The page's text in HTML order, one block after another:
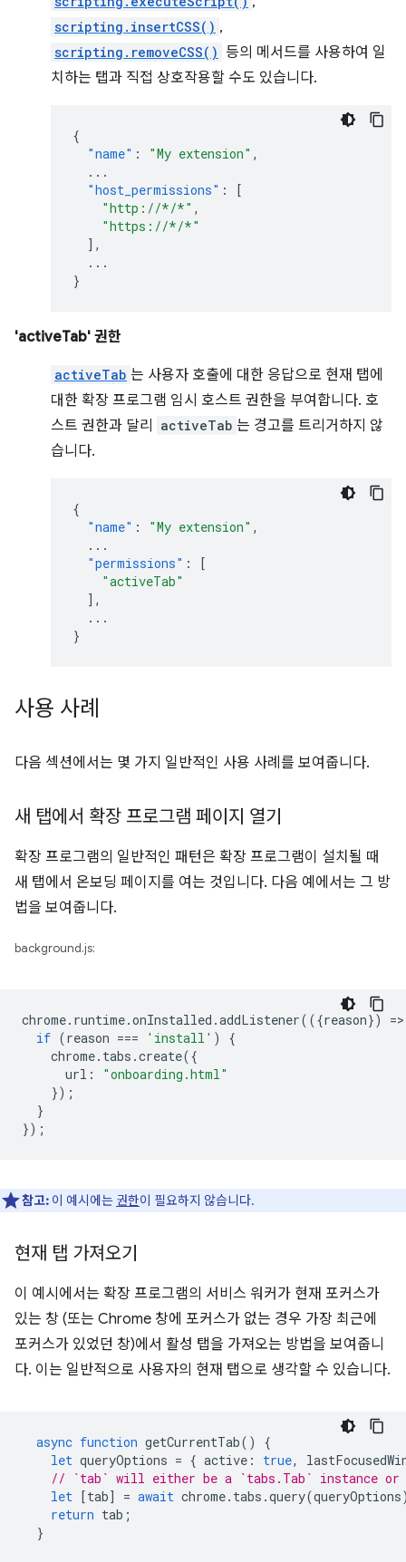
scripting.insertCSS() ,
scripting.removeCSS() 등의 메서드를 사용하여 일
치하는 탭과 직접 상호작용할 수도 있습니다.
{
"name" : "My extension" ,
...
"host_permissions" :
[
"http://*/*" ,
"https://*/*"
],
...
}
'activeTab' 권한
activeTab 는 사용자 호출에 대한 응답으로 현재 탭에
대한 확장 프로그램 임시 호스트 권한을 부여합니다. 호
스트 권한과 달리
activeTab 는 경고를 트리거하지 않
습니다.
{
"name" : "My extension" ,
...
"permissions" :
[
"activeTab"
],
...
}
사용 사례
다음 섹션에서는 몇 가지 일반적인 사용 사례를 보여줍니다.
새 탭에서 확장 프로그램 페이지 열기
확장 프로그램의 일반적인 패턴은 확장 프로그램이 설치될 때
새 탭에서 온보딩 페이지를 여는 것입니다. 다음 예에서는 그 방
법을 보여줍니다.
background.js:
chrome. runtime.onInstalled .addListener(({reason}) =>
if (reason === 'install' )
{
chrome. tabs .create({
url :
"onboarding.html"
});
}
});
참고: 이 예시에는 권한이 필요하지 않습니다.
현재 탭 가져오기
이 예시에서는 확장 프로그램의 서비스 워커가 현재 포커스가
있는 창 (또는 Chrome 창에 포커스가 없는 경우 가장 최근에
포커스가 있었던 창)에서 활성 탭을 가져오는 방법을 보여줍니
다. 이는 일반적으로 사용자의 현재 탭으로 생각할 수 있습니다.
async function getCurrentTab()
{
let queryOptions = { active : true,
// `tab` will either be a `tabs.Tab` instance or
let [tab] = await chrome. tabs .query(queryOptions
return tab ;
}